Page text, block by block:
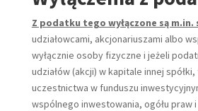
Z podatku tego wyłączone są m.in.
udziałowcami, akcjonariuszami albo
wyłącznie osoby fizyczne i jeżeli
udziałów (akcji) w kapitale innej
uczestnictwa w funduszu
wspólnego inwestowania, ogółu praw